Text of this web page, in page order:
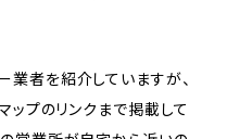
者を紹介していますが、
プのリンクまで掲載して